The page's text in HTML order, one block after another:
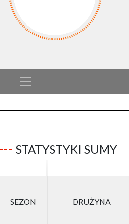
STATYSTYKI SUMY
SEZON DRUŻYNA
SEZON DRUŻYNA